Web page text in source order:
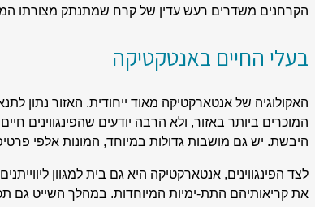
הקרחנים משדרים רעש עדין של קרח שמתנתק מצורתו
בעלי החיים באנטקטיקה
האקולוגיה של אנטארקטיקה מאוד ייחודית. האזור נתון
המוכרים ביותר באזור, ולא הרבה יודעים שהפינגווינים
היבשת. יש גם מושבות גדולות במיוחד, המונות אלפי
לצד הפינגווינים, אנטארקטיקה היא גם בית למגוון
את קריאותיהם התת-ימיות המיוחדות. במהלך השייט גם תכירו